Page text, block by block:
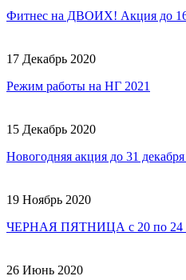
Фитнес на ДВОИХ! Акция до 16
17 Декабрь 2020
Режим работы на НГ 2021
15 Декабрь 2020
Новогодняя акция до 31
19 Ноябрь 2020
ЧЕРНАЯ ПЯТНИЦА с 20 по 24
26 Июнь 2020